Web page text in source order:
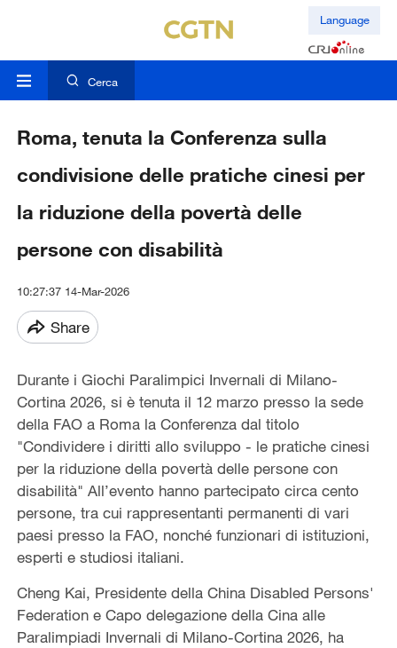
Language
Cerca
Roma, tenuta la Conferenza sulla
condivisione delle pratiche cinesi per
la riduzione della povertà delle
persone con disabilità
10:27:37 14-Mar-2026
Share
Durante i Giochi Paralimpici Invernali di Milano-
Cortina 2026, si è tenuta il 12 marzo presso la sede
della FAO a Roma la Conferenza dal titolo
"Condividere i diritti allo sviluppo - le pratiche cinesi
per la riduzione della povertà delle persone con
disabilità" All’evento hanno partecipato circa cento
persone, tra cui rappresentanti permanenti di vari
paesi presso la FAO, nonché funzionari di istituzioni,
esperti e studiosi italiani.
Cheng Kai, Presidente della China Disabled Persons'
Federation e Capo delegazione della Cina alle
Paralimpiadi Invernali di Milano-Cortina 2026, ha